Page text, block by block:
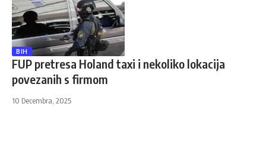
BIH
FUP pretresa Holand taxi i nekoliko lokacija
povezanih s firmom
10 Decembra, 2025